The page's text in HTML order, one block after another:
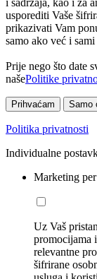
i sadržaja, kao i za
usporediti Vaše
prikazivati Vam
samo ako već i
Prije nego što date
našePolitike
Prihvaćam Samo
Politika privatnosti
Individualne
Marketing
Uz Vaš
promocijama
relevantne
šifrirane